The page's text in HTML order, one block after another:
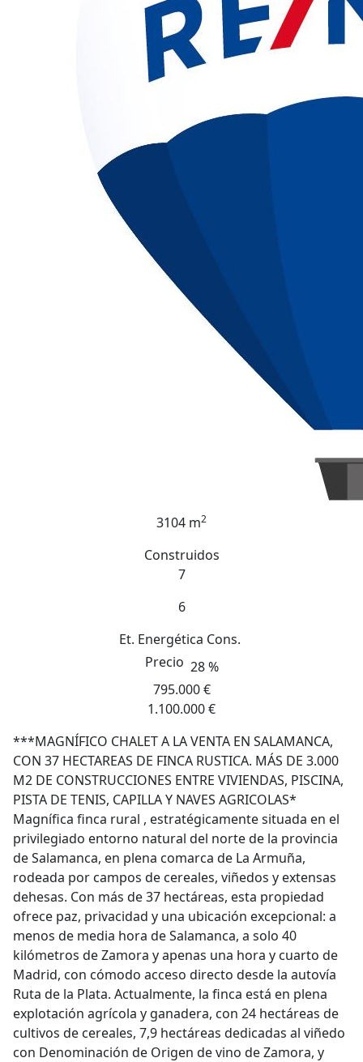
3104 m2
Construidos
7
6
Et. Energética Cons.
Precio 28 %
795.000 €
1.100.000 €
***MAGNÍFICO CHALET A LA VENTA EN SALAMANCA,
CON 37 HECTAREAS DE FINCA RUSTICA. MÁS DE 3.000
M2 DE CONSTRUCCIONES ENTRE VIVIENDAS, PISCINA,
PISTA DE TENIS, CAPILLA Y NAVES AGRICOLAS*
Magnífica finca rural , estratégicamente situada en el
privilegiado entorno natural del norte de la provincia
de Salamanca, en plena comarca de La Armuña,
rodeada por campos de cereales, viñedos y extensas
dehesas. Con más de 37 hectáreas, esta propiedad
ofrece paz, privacidad y una ubicación excepcional: a
menos de media hora de Salamanca, a solo 40
kilómetros de Zamora y apenas una hora y cuarto de
Madrid, con cómodo acceso directo desde la autovía
Ruta de la Plata. Actualmente, la finca está en plena
explotación agrícola y ganadera, con 24 hectáreas de
cultivos de cereales, 7,9 hectáreas dedicadas al viñedo
con Denominación de Origen de vino de Zamora, y